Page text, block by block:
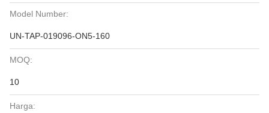
Model Number:
UN-TAP-019096-ON5-160
MOQ:
10
Harga: